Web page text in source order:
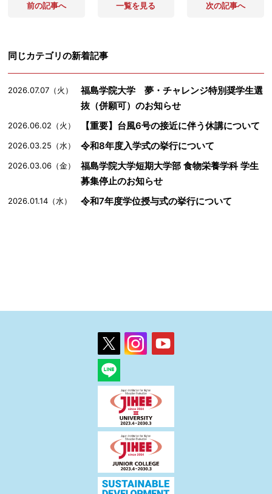
前の記事へ 一覧を見る 次の記事へ
同じカテゴリの新着記事
2026.07.07（火）
福島学院大学 夢・チャレンジ特別奨学生選
抜（併願可）のお知らせ
2026.06.02（火） 【重要】台風6号の接近に伴う休講について
2026.03.25（水） 令和8年度入学式の挙行について
2026.03.06（金）
福島学院大学短期大学部 食物栄養学科 学生
募集停止のお知らせ
2026.01.14（水） 令和7年度学位授与式の挙行について